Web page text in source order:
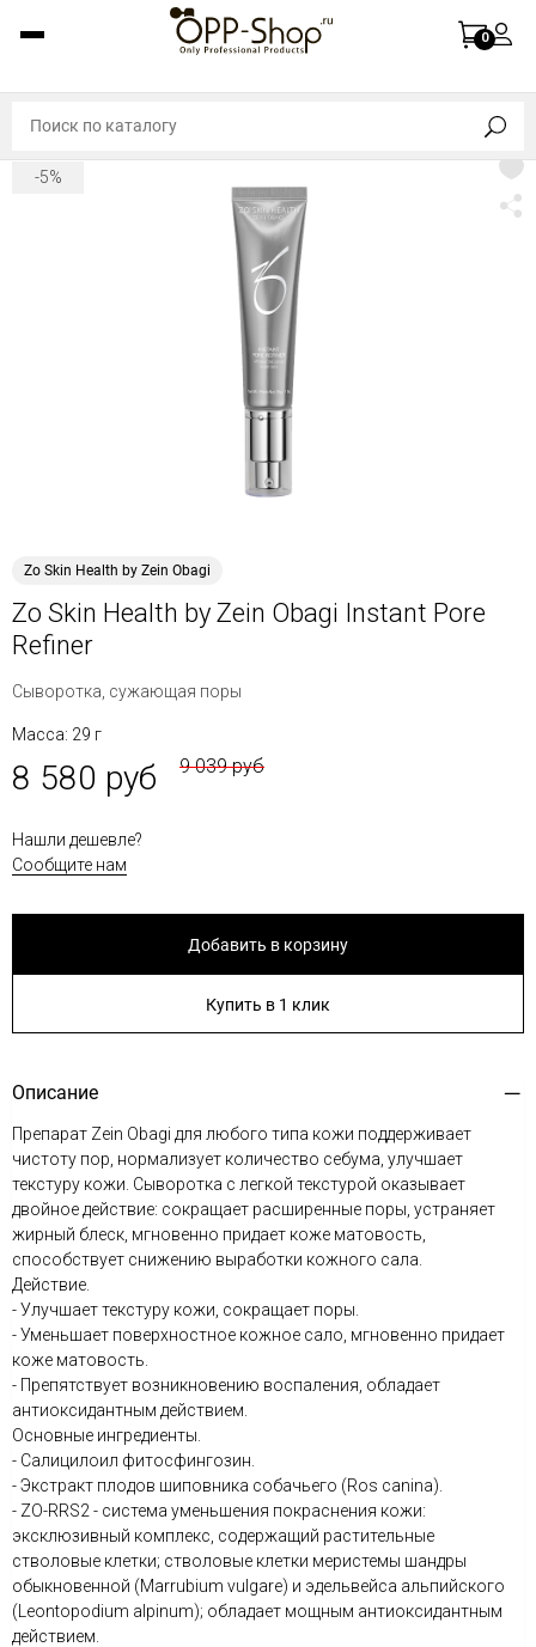
0
-5%
Zo Skin Health by Zein Obagi
Zo Skin Health by Zein Obagi Instant Pore
Refiner
Сыворотка, сужающая поры
Масса: 29 г
8 580 руб 9 039 руб
Нашли дешевле?
Сообщите нам
Добавить в корзину
Купить в 1 клик
Описание
Препарат Zein Obagi для любого типа кожи поддерживает
чистоту пор, нормализует количество себума, улучшает
текстуру кожи. Сыворотка с легкой текстурой оказывает
двойное действие: сокращает расширенные поры, устраняет
жирный блеск, мгновенно придает коже матовость,
способствует снижению выработки кожного сала.
Действие.
- Улучшает текстуру кожи, сокращает поры.
- Уменьшает поверхностное кожное сало, мгновенно придает
коже матовость.
- Препятствует возникновению воспаления, обладает
антиоксидантным действием.
Основные ингредиенты.
- Салицилоил фитосфингозин.
- Экстракт плодов шиповника собачьего (Ros canina).
- ZO-RRS2 - система уменьшения покраснения кожи:
эксклюзивный комплекс, содержащий растительные
стволовые клетки; стволовые клетки меристемы шандры
обыкновенной (Marrubium vulgare) и эдельвейса альпийского
(Leontopodium alpinum); обладает мощным антиоксидантным
действием.